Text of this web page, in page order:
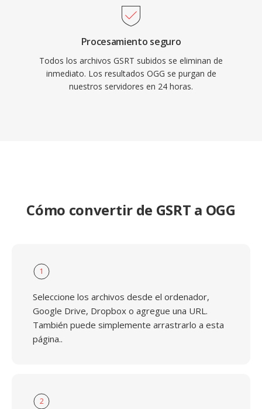
Procesamiento seguro
Todos los archivos GSRT subidos se eliminan de
inmediato. Los resultados OGG se purgan de
nuestros servidores en 24 horas.
Cómo convertir de GSRT a OGG
1
Seleccione los archivos desde el ordenador,
Google Drive, Dropbox o agregue una URL.
También puede simplemente arrastrarlo a esta
página..
2